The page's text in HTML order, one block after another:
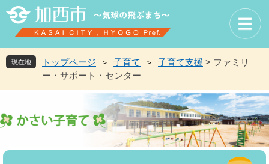
先
頭
を
飛
本
現在地 トップページ > 子育て > 子育て支援 > ファミリ
ー・サポート・センター
本